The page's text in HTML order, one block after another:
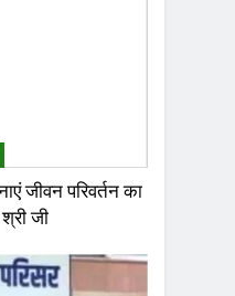
जीवन परिवर्तन का
जी